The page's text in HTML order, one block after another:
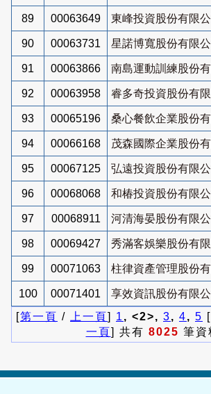
89 00063649 東峰投資股份有限公
90 00063731 星諾博寬股份有限公
91 00063866 南島運動訓練股份
92 00063958 睿多奇投資股份有限
93 00065196 桑心餐飲企業股份
94 00066168 茂森國際企業股份
95 00067125 弘遠投資股份有限公
96 00068068 和椿投資股份有限公
97 00068911 河清海晏股份有限公
98 00069427 秀滿客娛樂股份有限
99 00071063 柱律資產管理股份
100 00071401
享效資訊股份有限公
[第一頁 / 上一頁] 1 , <2>, 3, 4, 5 [
一頁] 共有 8025 筆資